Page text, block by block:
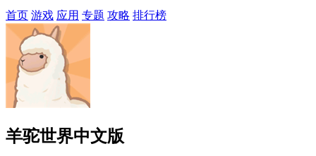
首页 游戏 应用 专题 攻略 排行榜
羊驼世界中文版